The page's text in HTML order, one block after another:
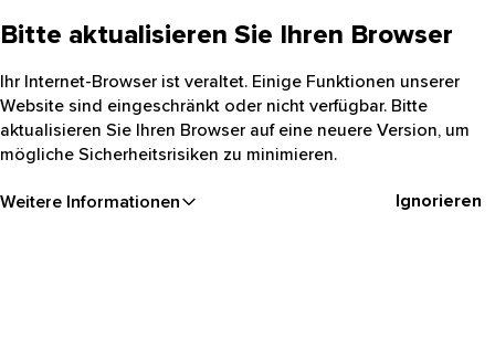
Bitte aktualisieren Sie Ihren Browser
Ihr Internet-Browser ist veraltet. Einige Funktionen unserer
Website sind eingeschränkt oder nicht verfügbar. Bitte
aktualisieren Sie Ihren Browser auf eine neuere Version, um
mögliche Sicherheitsrisiken zu minimieren.
Weitere Informationen Ignorieren